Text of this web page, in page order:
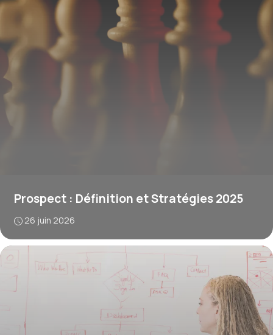
Prospect : Définition et Stratégies 2025
26 juin 2026